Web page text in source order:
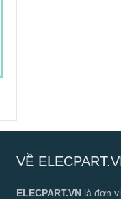
VỀ
ELECPART.VN là đơn